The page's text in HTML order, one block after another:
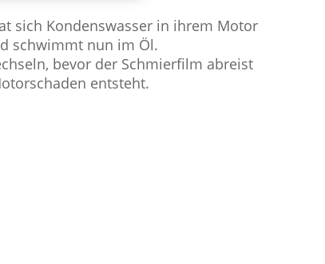
sich Kondenswasser in ihrem Motor
schwimmt nun im Öl.
bevor der Schmierfilm abreist
entsteht.